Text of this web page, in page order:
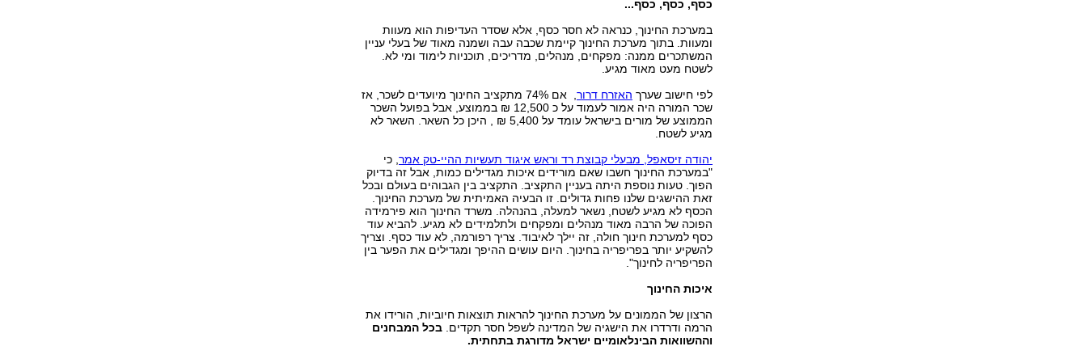
כסף, כסף, כסף...
במערכת החינוך, כנראה לא חסר כסף, אלא שסדר העדיפות הוא מעוות
ומעוות. בתוך מערכת החינוך קיימת שכבה עבה ושמנה מאוד של בעלי עניין
המשתכרים ממנה: מפקחים, מנהלים, מדריכים, תוכניות לימוד ומי לא.
לשטח מעט מאוד מגיע.
לפי חישוב שערך האזרח דרור
, אם 74% מתקציב החינוך מיועדים לשכר, אז
שכר המורה היה אמור לעמוד על כ 12,500 ₪ בממוצע, אבל בפועל השכר
הממוצע של מורים בישראל עומד על 5,400 ₪ , היכן כל השאר. השאר לא
מגיע לשטח.
יהודה זיסאפל, מבעלי קבוצת רד וראש איגוד תעשיות ההיי-טק אמר , כי
"במערכת החינוך חשבו שאם מורידים איכות מגדילים כמות, אבל זה בדיוק
הפוך. טעות נוספת היתה בעניין התקציב. התקציב בין הגבוהים בעולם ובכל
זאת ההישגים שלנו פחות גדולים. זו הבעיה האמיתית של מערכת החינוך.
הכסף לא מגיע לשטח, נשאר למעלה, בהנהלה. משרד החינוך הוא פירמידה
הפוכה של הרבה מאוד מנהלים ומפקחים ולתלמידים לא מגיע. להביא עוד
כסף למערכת חינוך חולה, זה יילך לאיבוד. צריך רפורמה, לא עוד כסף. וצריך
להשקיע יותר בפריפריה בחינוך. היום עושים ההיפך ומגדילים את הפער בין
הפריפריה לחינוך".
איכות החינוך
הרצון של הממונים על מערכת החינוך להראות תוצאות חיוביות, הורידו את
הרמה ודרדרו את הישגיה של המדינה לשפל חסר תקדים. בכל המבחנים
וההשוואות הבינלאומיים ישראל מדורגת בתחתית.